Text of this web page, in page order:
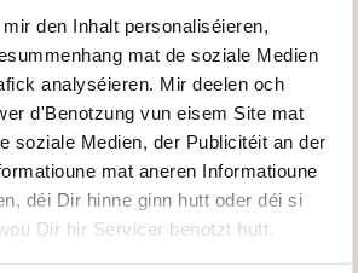
den Inhalt personaliséieren,
mat de soziale Medien
analyséieren. Mir deelen och
d'Benotzung vun eisem Site mat
soziale Medien, der Publicitéit an der
mat aneren Informatioune
déi Dir hinne ginn hutt oder déi si
Dir hir Servicer benotzt hutt.
hei, fir all
ze